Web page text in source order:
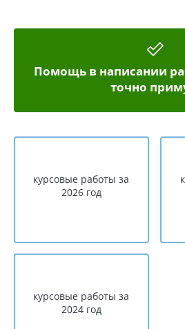
Помощь в написании
точно
курсовые работы за
2026 год
курсовые работы за
2024 год